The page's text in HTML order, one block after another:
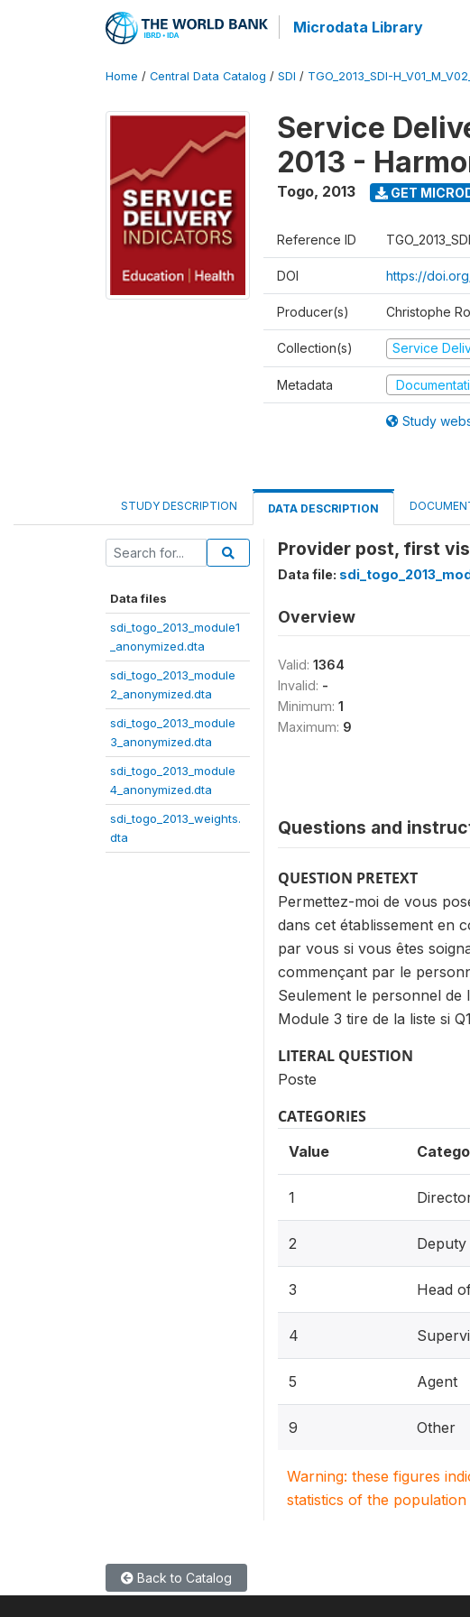
Microdata Library
Home / Central Data Catalog / SDI / TGO_2013_SDI-
Service
2013 -
Togo, 2013 GET
Reference ID
DOI https://
Producer(s) Christophe
Collection(s) Service
Metadata
Study
STUDY DESCRIPTION DATA DESCRIPTION
Data files
sdi_togo_2013_module1
_anonymized.dta
sdi_togo_2013_module
2_anonymized.dta
sdi_togo_2013_module
3_anonymized.dta
sdi_togo_2013_module
4_anonymized.dta
sdi_togo_2013_weights.
dta
Provider post, first
Data file:
Overview
Valid: 1364
Invalid: -
Minimum: 1
Maximum: 9
Questions and
QUESTION PRETEXT
Permettez-moi de vous
dans cet établissement en
par vous si vous êtes
commençant par le
Seulement le personnel de
Module 3 tire de la liste si
LITERAL QUESTION
Poste
CATEGORIES
Value
1
2
3 Head
4
5 Agent
9 Other
Warning: these figures
statistics of the
Back to Catalog